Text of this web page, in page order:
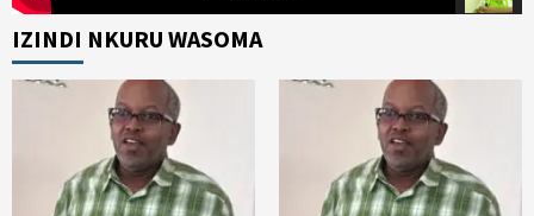
IZINDI NKURU WASOMA